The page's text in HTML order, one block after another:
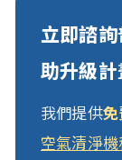
立即諮
助升級
我們提供
空氣清淨